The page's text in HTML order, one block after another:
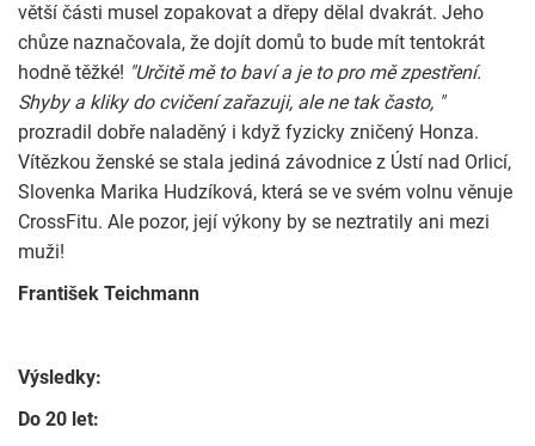
větší části musel zopakovat a dřepy dělal dvakrát. Jeho
chůze naznačovala, že dojít domů to bude mít tentokrát
hodně těžké! "Určitě mě to baví a je to pro mě zpestření.
Shyby a kliky do cvičení zařazuji, ale ne tak často, "
prozradil dobře naladěný i když fyzicky zničený Honza.
Vítězkou ženské se stala jediná závodnice z Ústí nad Orlicí,
Slovenka Marika Hudzíková, která se ve svém volnu věnuje
CrossFitu. Ale pozor, její výkony by se neztratily ani mezi
muži!
František Teichmann
Výsledky:
Do 20 let: